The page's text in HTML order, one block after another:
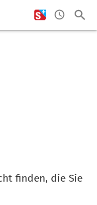
finden, die Sie